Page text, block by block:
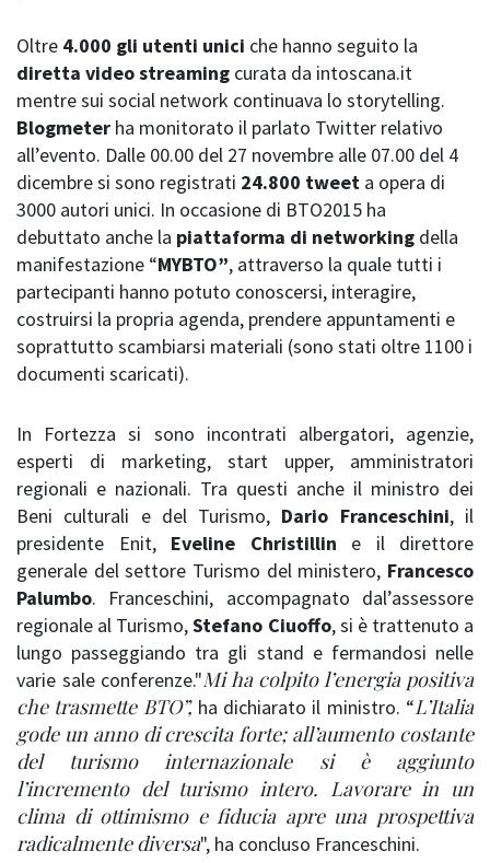
Oltre 4.000 gli utenti unici che hanno seguito la
diretta video streaming curata da intoscana.it
mentre sui social network continuava lo storytelling.
Blogmeter ha monitorato il parlato Twitter relativo
all’evento. Dalle 00.00 del 27 novembre alle 07.00 del 4
dicembre si sono registrati 24.800 tweet a opera di
3000 autori unici. In occasione di BTO2015 ha
debuttato anche la piattaforma di networking della
manifestazione “MYBTO”, attraverso la quale tutti i
partecipanti hanno potuto conoscersi, interagire,
costruirsi la propria agenda, prendere appuntamenti e
soprattutto scambiarsi materiali (sono stati oltre 1100 i
documenti scaricati).
In Fortezza si sono incontrati albergatori, agenzie,
esperti di marketing, start upper, amministratori
regionali e nazionali. Tra questi anche il ministro dei
Beni culturali e del Turismo, Dario Franceschini, il
presidente Enit, Eveline Christillin e il direttore
generale del settore Turismo del ministero, Francesco
Palumbo. Franceschini, accompagnato dal’assessore
regionale al Turismo,Stefano Ciuoffo, si è trattenuto a
lungo passeggiando tra gli stand e fermandosi nelle
varie sale conferenze."Mi ha colpito l’energia positiva
che trasmette BTO”,ha dichiarato il ministro. “L’Italia
gode un anno di crescita forte; all’aumento costante
del turismo internazionale si è aggiunto
l’incremento del turismo intero. Lavorare in un
clima di ottimismo e fiducia apre una prospettiva
radicalmente diversa", ha concluso Franceschini.